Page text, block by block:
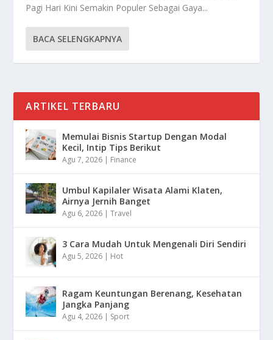
Pagi Hari Kini Semakin Populer Sebagai Gaya...
BACA SELENGKAPNYA
ARTIKEL TERBARU
Memulai Bisnis Startup Dengan Modal
Kecil, Intip Tips Berikut
Agu 7, 2026 | Finance
Umbul Kapilaler Wisata Alami Klaten,
Airnya Jernih Banget
Agu 6, 2026 |Travel
3 Cara Mudah Untuk Mengenali Diri Sendiri
Agu 5, 2026 | Hot
Ragam Keuntungan Berenang, Kesehatan
Jangka Panjang
Agu 4, 2026 | Sport